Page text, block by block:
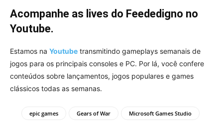
Acompanhe as lives do Feededigno no
Youtube.
Estamos na Youtube transmitindo gameplays semanais de
jogos para os principais consoles e PC. Por lá, você confere
conteúdos sobre lançamentos, jogos populares e games
clássicos todas as semanas.
epic games Gears of War Microsoft Games Studio